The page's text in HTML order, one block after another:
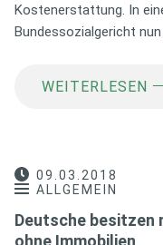
Kostenerstattung. In
Bundessozialgericht
WEITERLESEN
09.03.2018
ALLGEMEIN
Deutsche besitzen
ohne Immobilien